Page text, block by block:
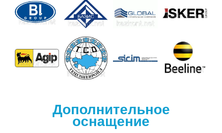
Дополнительное
оснащение